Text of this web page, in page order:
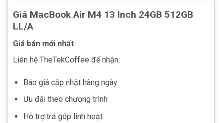
Giá MacBook Air M4 13 Inch 24GB 512GB
LL/A
Giá bán mới nhất
Liên hệ TheTekCoffee để nhận:
Báo giá cập nhật hàng ngày
Ưu đãi theo chương trình
Hỗ trợ trả góp linh hoạt